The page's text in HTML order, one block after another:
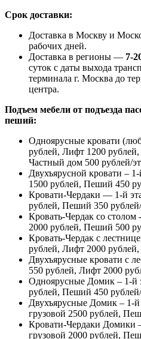
Срок доставки:
Доставка в Москву и
рабочих дней.
Доставка в регионы — 7-
суток с даты выхода
терминала г. Москва до
центра.
Подъем мебели от подъезда
пеший:
Одноярусные кровати
рублей, Лифт 1200
Частный дом 500 рублей/
Двухъярусной кровати –
1500 рублей, Пеший 450
Кровати-Чердаки — 1-й
рублей, Пеший 350
Кровать-Чердак со
2000 рублей, Пеший 500
Кровать-Чердак с
рублей, Лифт 2000
Двухъярусные кровати с
550 рублей, Лифт 2000
Одноярусные Домик – 1-й
рублей, Пеший 450
Двухъярусные Домик – 1-
грузовой 2500 рублей,
Кровати-Чердаки Домики
грузовой 2000 рублей,